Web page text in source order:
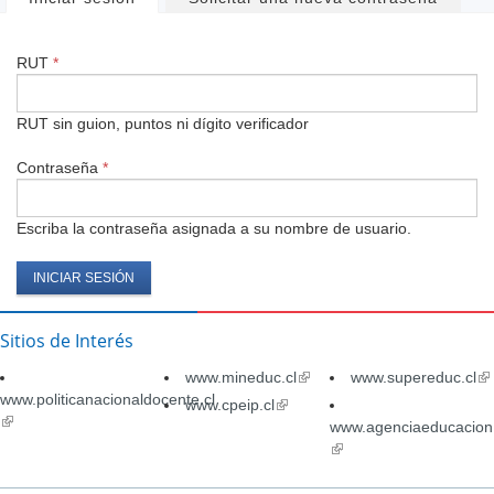
RUT *
RUT sin guion, puntos ni dígito verificador
Contraseña *
Escriba la contraseña asignada a su nombre de usuario.
Sitios de Interés
www.politicanacionaldocente.cl
(link
www.mineduc.cl(link
external)
www.supereduc.cl
www.cpeip.cl(link
external)(link